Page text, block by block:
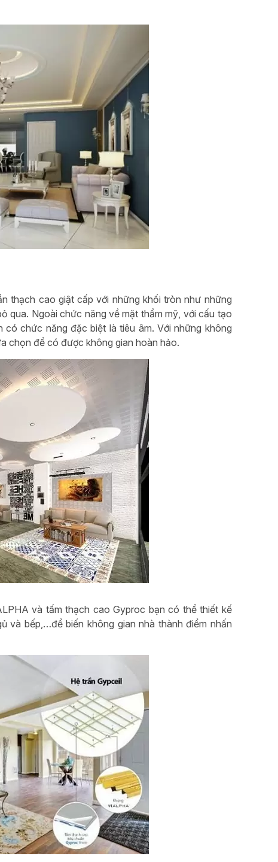
thạch cao giật cấp với những khối tròn như những
qua. Ngoài chức năng về mặt thẩm mỹ, với cấu tạo
chức năng đặc biệt là tiêu âm. Với những không
chọn để có được không gian hoàn hảo.
và tấm thạch cao Gyproc bạn có thể thiết kế
và bếp,…để biến không gian nhà thành điểm nhấn